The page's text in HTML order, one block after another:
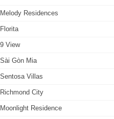
Residences
View
Gòn Mia
Villas
City
Residence